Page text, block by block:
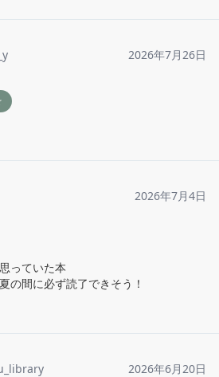
2026年7月26日
2026年7月4日
っていた本
の間に必ず読了できそう！
2026年6月20日